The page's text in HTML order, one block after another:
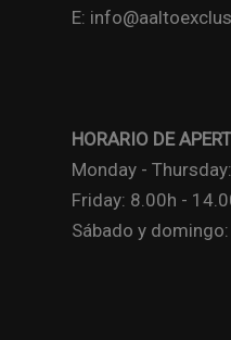
E:
HORARIO DE
Monday -
Friday: 8.00h -
Sábado y